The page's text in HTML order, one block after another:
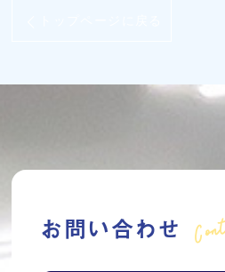
お問い合わせ